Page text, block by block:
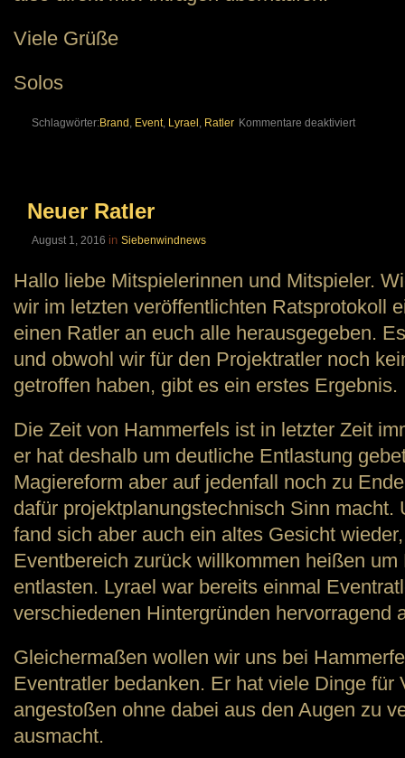
Viele Grüße
Solos
Schlagwörter:Brand , Event, Lyrael , Ratler Kommentare deaktiviertfür
Neuer Ratler
August 1, 2016 in Siebenwindnews
Hallo liebe Mitspielerinnen und Mitspieler.
wir im letzten veröffentlichten Ratsprotokoll
einen Ratler an euch alle herausgegeben.
und obwohl wir für den Projektratler noch
getroffen haben, gibt es ein erstes Ergebnis.
Die Zeit von Hammerfels ist in letzter Zeit
er hat deshalb um deutliche Entlastung
Magiereform aber auf jedenfall noch zu
dafür projektplanungstechnisch Sinn macht.
fand sich aber auch ein altes Gesicht
Eventbereich zurück willkommen heißen
entlasten. Lyrael war bereits einmal
verschiedenen Hintergründen hervorragend
Gleichermaßen wollen wir uns bei
Eventratler bedanken. Er hat viele Dinge für
angestoßen ohne dabei aus den Augen zu
ausmacht.